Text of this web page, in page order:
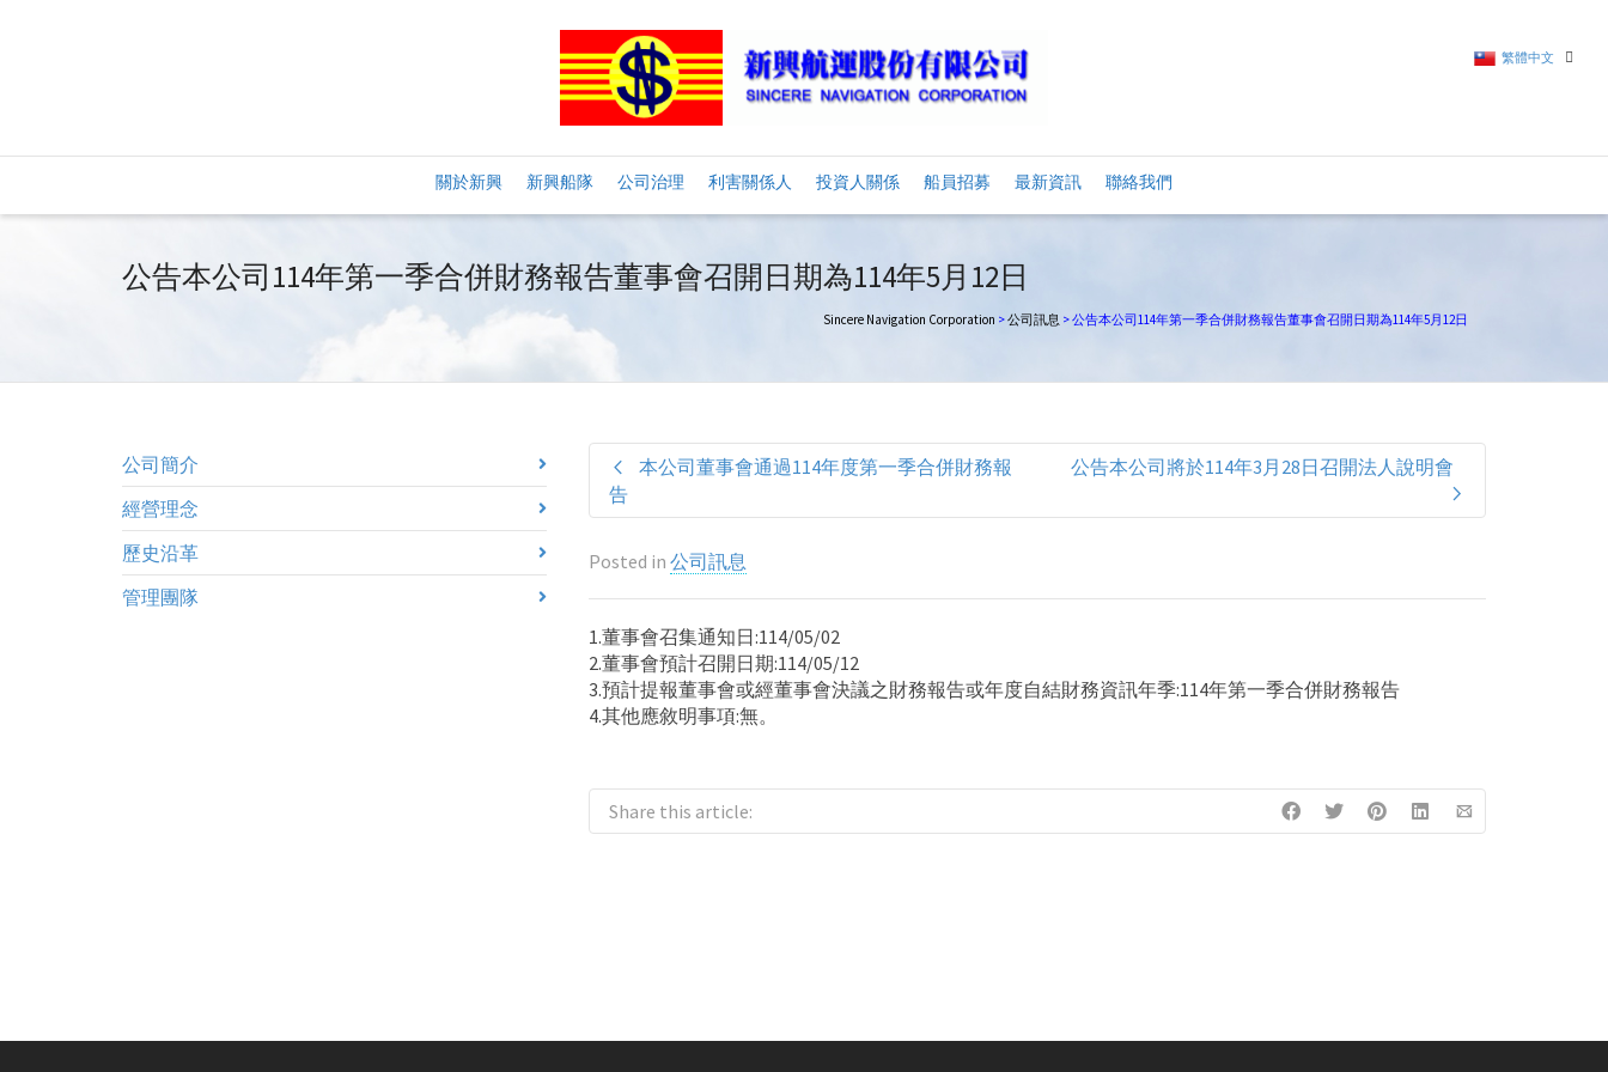
繁體中文
繁體中文
關於新興 新興船隊 公司治理 利害關係人 投資人關係 船員招募 最新資訊 聯絡我們
公告本公司114年第一季合併財務報告董事會召開日期為114年5月12日
Sincere Navigation Corporation >公司訊息 >公告本公司114年第一季合併財務報告董事會召開日期為114年5月12日
本公司董事會通過114年度第一季合併財務報
告
公告本公司將於114年3月28日召開法人說明會
Posted in 公司訊息
1.董事會召集通知日:114/05/02
2.董事會預計召開日期:114/05/12
3.預計提報董事會或經董事會決議之財務報告或年度自結財務資訊年季:114年第一季合併財務報告
4.其他應敘明事項:無。
Share this article:
公司簡介
經營理念
歷史沿革
管理團隊